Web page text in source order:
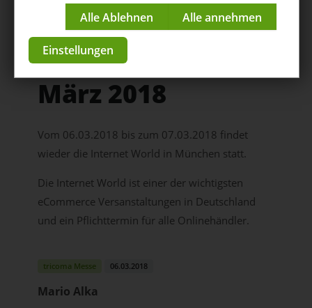
Internet World
Messe 06. und 07.
März 2018
Vom 06.03.2018 bis zum 07.03.2018 findet
wieder die Internet World in München statt.
Die Internet World ist einer der wichtigsten
eCommerce Versanstaltungen in Deutschland
und ein Pflichttermin für alle Onlinehändler.
tricoma Messe 06.03.2018
Mario Alka
Impressum| Datenschutzerklärung
Einstellungen